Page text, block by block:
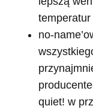
temperatur
no-
quiet! w